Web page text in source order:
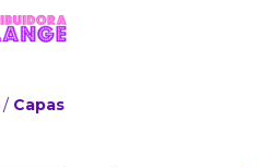
/ Capas